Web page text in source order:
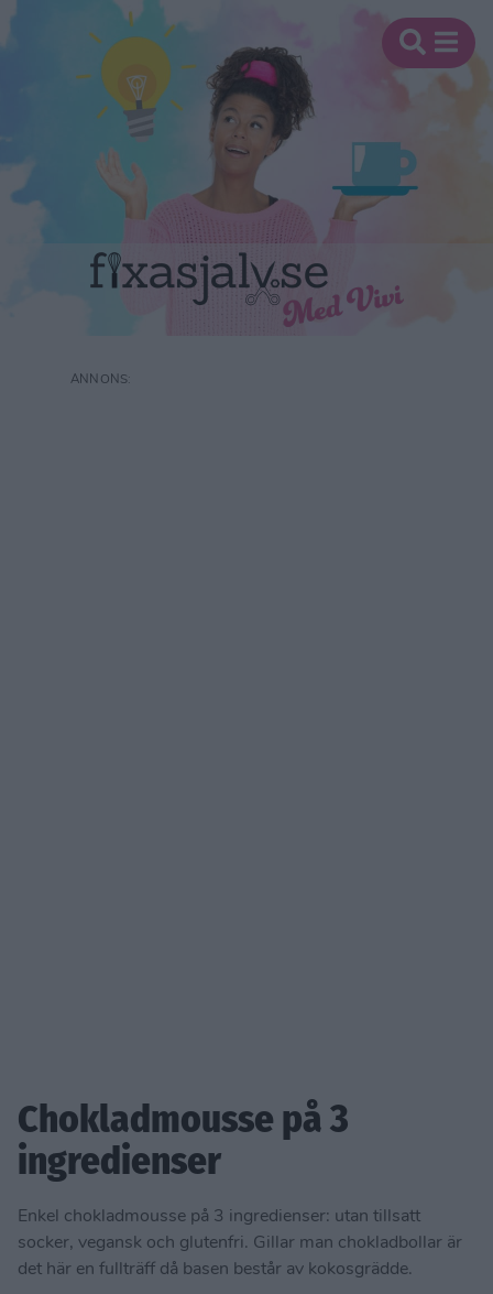
Chokladmousse på 3
ingredienser
Enkel chokladmousse på 3 ingredienser: utan tillsatt
socker, vegansk och glutenfri. Gillar man chokladbollar är
det här en fullträff då basen består av kokosgrädde.